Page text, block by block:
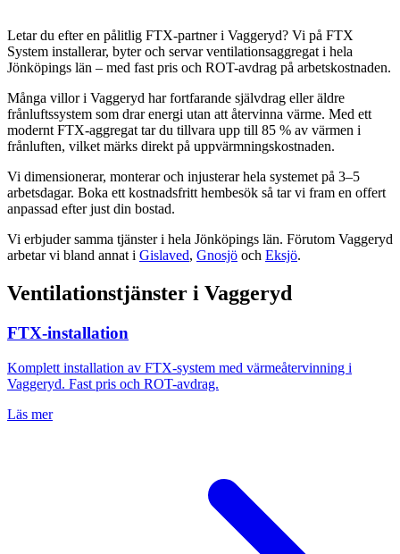
Letar du efter en pålitlig FTX-partner i Vaggeryd? Vi på FTX
System installerar, byter och servar ventilationsaggregat i hela
Jönköpings län – med fast pris och ROT-avdrag på arbetskostnaden.
Många villor i Vaggeryd har fortfarande självdrag eller äldre
frånluftssystem som drar energi utan att återvinna värme. Med ett
modernt FTX-aggregat tar du tillvara upp till 85 % av värmen i
frånluften, vilket märks direkt på uppvärmningskostnaden.
Vi dimensionerar, monterar och injusterar hela systemet på 3–5
arbetsdagar. Boka ett kostnadsfritt hembesök så tar vi fram en offert
anpassad efter just din bostad.
Vi erbjuder samma tjänster i hela Jönköpings län. Förutom Vaggeryd
arbetar vi bland annat i Gislaved, Gnosjö och Eksjö.
Ventilationstjänster i Vaggeryd
FTX-installation
Komplett installation av FTX-system med värmeåtervinning i
Vaggeryd. Fast pris och ROT-avdrag.
Läs mer